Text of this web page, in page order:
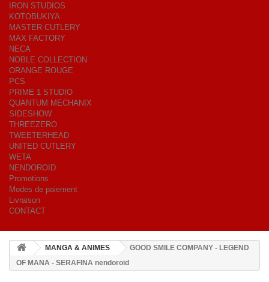
IRON STUDIOS
KOTOBUKIYA
MASTER CUTLERY
MAX FACTORY
NECA
NOBLE COLLECTION
ORANGE ROUGE
PCS
PRIME 1 STUDIO
QUANTUM MECHANIX
SIDESHOW
THREEZERO
TWEETERHEAD
UNITED CUTLERY
WETA
NENDOROID
Promotions
Modes de paiement
Livraison
CONTACT
MANGA & ANIMES
GOOD SMILE COMPANY - LEGEND
OF MANA - SERAFINA nendoroid